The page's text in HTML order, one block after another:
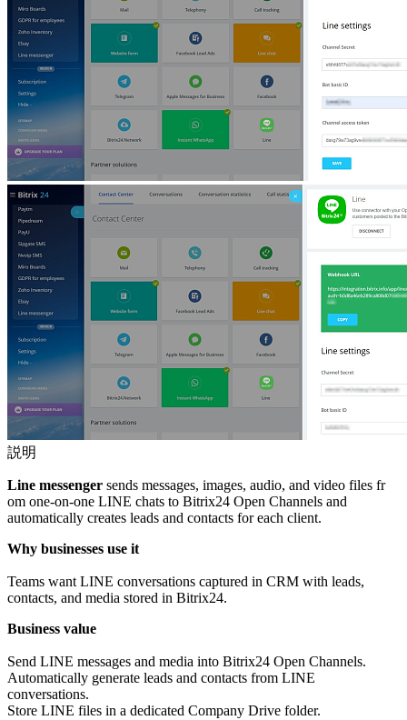
説明
Line messenger sends messages, images, audio, and video files fr
om one-on-one LINE chats to Bitrix24 Open Channels and
automatically creates leads and contacts for each client.
Why businesses use it
Teams want LINE conversations captured in CRM with leads,
contacts, and media stored in Bitrix24.
Business value
Send LINE messages and media into Bitrix24 Open Channels.
Automatically generate leads and contacts from LINE
conversations.
Store LINE files in a dedicated Company Drive folder.